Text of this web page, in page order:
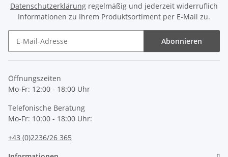
Datenschutzerklärung regelmäßig und jederzeit widerruflich
Informationen zu Ihrem Produktsortiment per E-Mail zu.
Abonnieren
Öffnungszeiten
Mo-Fr: 12:00 - 18:00 Uhr
Telefonische Beratung
Mo-Fr: 10:00 - 18:00 Uhr:
+43 (0)2236/26 365